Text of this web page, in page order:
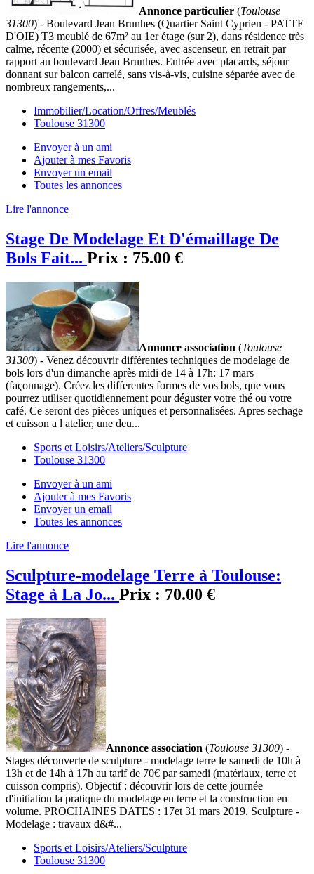
Annonce particulier (Toulouse
31300) - Boulevard Jean Brunhes (Quartier Saint Cyprien - PATTE
D'OIE) T3 meublé de 67m² au 1er étage (sur 2), dans résidence très
calme, récente (2000) et sécurisée, avec ascenseur, en retrait par
rapport au boulevard Jean Brunhes. Entrée avec placards, séjour
donnant sur balcon carrelé, sans vis-à-vis, cuisine séparée avec de
nombreux rangements,...
Immobilier/Location/Offres/Meublés
Toulouse 31300
Envoyer à un ami
Ajouter à mes Favoris
Envoyer un email
Toutes les annonces
Lire l'annonce
Stage De Modelage Et D'émaillage De
Bols Fait... Prix : 75.00 €
Annonce association (Toulouse
31300) - Venez découvrir différentes techniques de modelage de
bols lors d'un dimanche après midi de 14 à 17h: 17 mars
(façonnage). Créez les differentes formes de vos bols, que vous
pourrez utiliser quotidiennement pour déguster votre thé ou votre
café. Ce seront des pièces uniques et personnalisées. Apres sechage
et cuisson a l atelier, une deu...
Sports et Loisirs/Ateliers/Sculpture
Toulouse 31300
Envoyer à un ami
Ajouter à mes Favoris
Envoyer un email
Toutes les annonces
Lire l'annonce
Sculpture-modelage Terre à Toulouse:
Stage à La Jo... Prix : 70.00 €
Annonce association (Toulouse 31300) -
Stages découverte de sculpture - modelage terre le samedi de 10h à
13h et de 14h à 17h au tarif de 70€ par samedi (matériaux, terre et
cuisson compris). Objectif : découvrir lors de cette journée
d'initiation la pratique du modelage en terre et la construction en
volume. PROCHAINES DATES : 17et 31 mars 2019. Sculpture -
Modelage : travaux d&#...
Sports et Loisirs/Ateliers/Sculpture
Toulouse 31300